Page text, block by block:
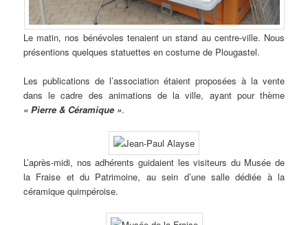
Le matin, nos bénévoles tenaient un stand au centre-ville. Nous
présentions quelques statuettes en costume de Plougastel.
Les publications de l’association étaient proposées à la vente
dans le cadre des animations de la ville, ayant pour thème
« Pierre & Céramique ».
L’après-midi, nos adhérents guidaient les visiteurs du Musée de
la Fraise et du Patrimoine, au sein d’une salle dédiée à la
céramique quimpéroise.